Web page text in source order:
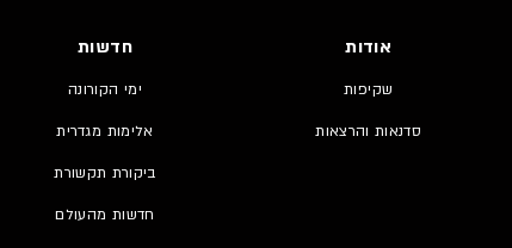
אודות
שקיפות
סדנאות והרצאות
חדשות
ימי הקורונה
אלימות מגדרית
ביקורת תקשורת
חדשות מהעולם